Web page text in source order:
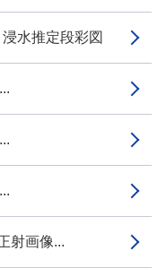
水推定段彩図
射画像...